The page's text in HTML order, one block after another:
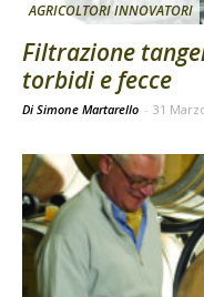
AGRICOLTORI INNOVATORI
Filtrazione
torbidi e fecce
Di Simone Martarello - 31